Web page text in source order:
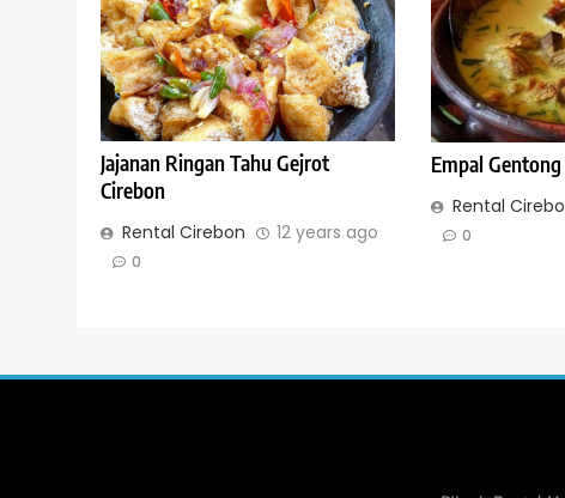
Jajanan Ringan Tahu Gejrot
Cirebon
Rental Cirebon 12 years ago
0
Empal
Rental
0